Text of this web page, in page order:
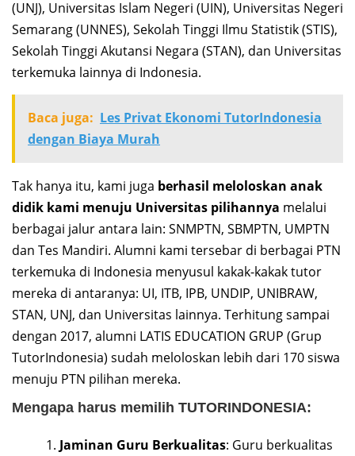
(UNJ), Universitas Islam Negeri (UIN), Universitas Negeri
Semarang (UNNES), Sekolah Tinggi Ilmu Statistik (STIS),
Sekolah Tinggi Akutansi Negara (STAN), dan Universitas
terkemuka lainnya di Indonesia.
Baca juga: Les Privat Ekonomi TutorIndonesia
dengan Biaya Murah
Tak hanya itu, kami juga berhasil meloloskan anak
didik kami menuju Universitas pilihannya melalui
berbagai jalur antara lain: SNMPTN, SBMPTN, UMPTN
dan Tes Mandiri. Alumni kami tersebar di berbagai PTN
terkemuka di Indonesia menyusul kakak-kakak tutor
mereka di antaranya: UI, ITB, IPB, UNDIP, UNIBRAW,
STAN, UNJ, dan Universitas lainnya. Terhitung sampai
dengan 2017, alumni LATIS EDUCATION GRUP (Grup
TutorIndonesia) sudah meloloskan lebih dari 170 siswa
menuju PTN pilihan mereka.
Mengapa harus memilih TUTORINDONESIA:
Jaminan Guru Berkualitas: Guru berkualitas